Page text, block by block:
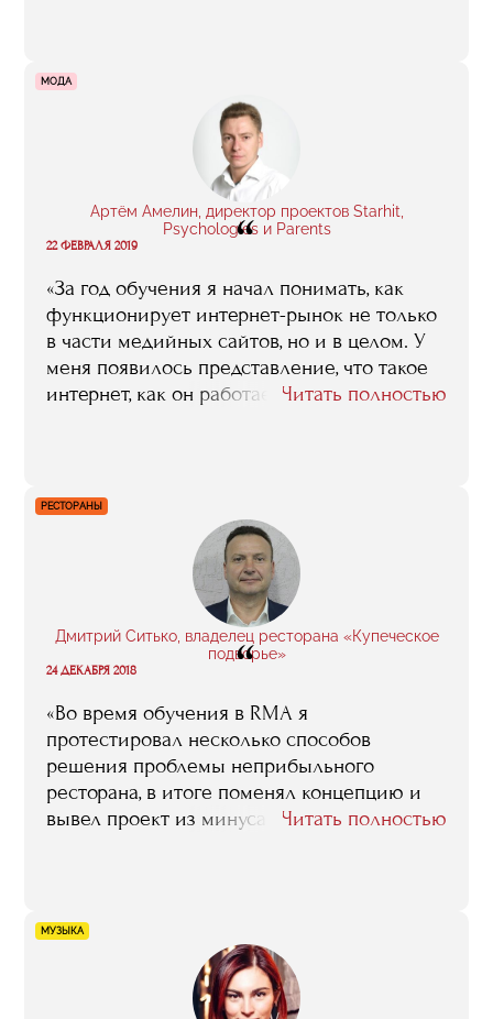
среде и не остаться за бортом. И не только
в Москве: например, мы вместе ездили на
Уральскую биеннале современного
искусства, а еще я была волонтером на
viennacontemporary»
МОДА
Артём Амелин, директор проектов Starhit,
Psychologies и Parents
“
22 ФЕВРАЛЯ 2019
«За год обучения я начал понимать, как
функционирует интернет-рынок не только
в части медийных сайтов, но и в целом. У
меня появилось представление, что такое
интернет, как он работает, какие принципы
старался применять знания, которые были
получены на лекциях, а если этой
информации не хватало, то обращался
напрямую к преподавателям, чтобы глубже
разобраться в каких-то нюансах».
Читать полностью
РЕСТОРАНЫ
Дмитрий Ситько, владелец ресторана «Купеческое
подворье»
“
24 ДЕКАБРЯ 2018
«Во время обучения в RMA я
протестировал несколько способов
решения проблемы неприбыльного
ресторана, в итоге поменял концепцию и
вывел проект из минуса. Общение с
открывают для души. Это правда лишь
отчасти, но в основном это серьезный,
тяжелый труд. Только люди, которые очень
преданы этому, идут от начала до конца».
Читать полностью
МУЗЫКА